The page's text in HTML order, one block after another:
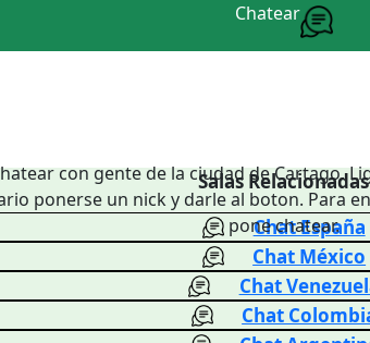
Salas Relacionadas
Chat España
Chat México
Chat
Chat
Chatear
con gente de la ciudad de Cartago.
ponerse un nick y darle al boton. Para
pone chatear.